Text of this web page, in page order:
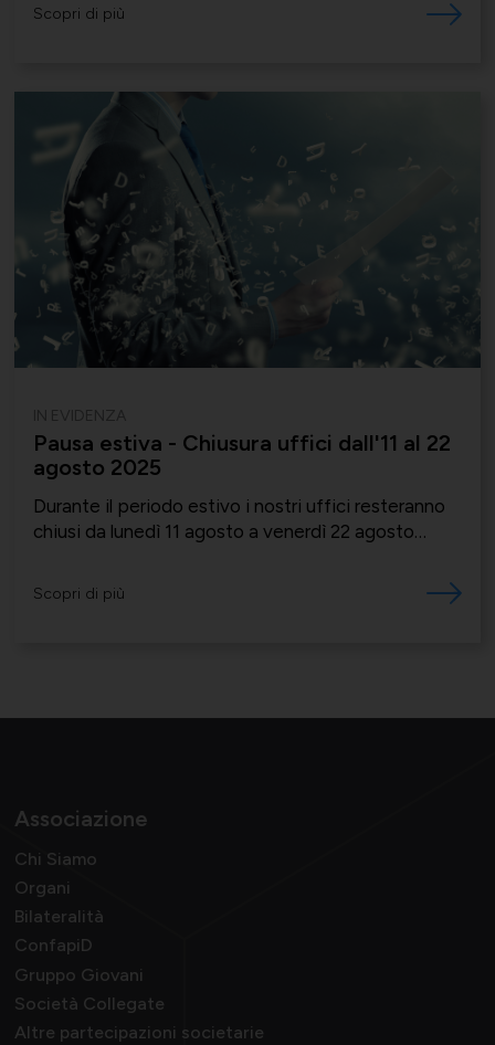
Scopri di più
Pausa estiva - Chiusura uffici dall'11 al 22
agosto 2025
Durante il periodo estivo i nostri uffici resteranno
chiusi da lunedì 11 agosto a venerdì 22 agosto
Scopri di più
Associazione
Chi Siamo
Organi
Bilateralità
ConfapiD
Gruppo Giovani
Società Collegate
Altre partecipazioni societarie